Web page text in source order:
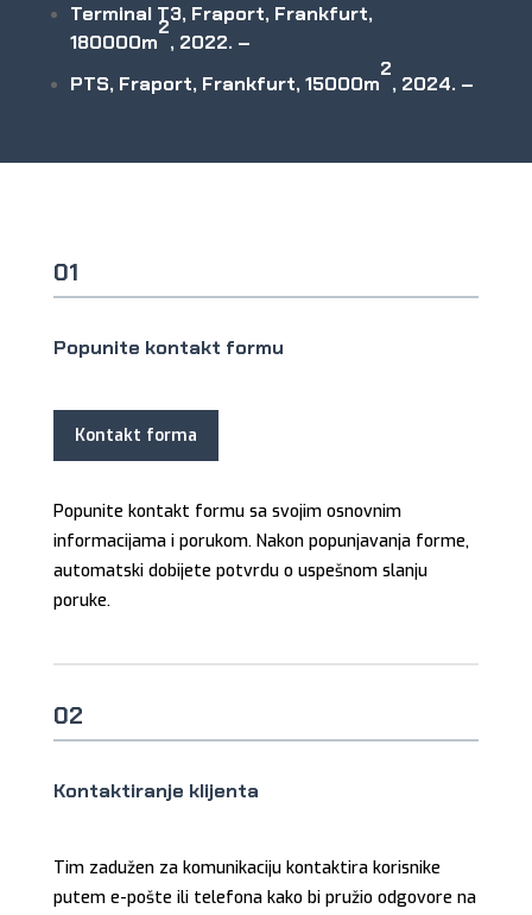
Terminal T3, Fraport, Frankfurt,
180000m
2
, 2022. –
PTS, Fraport, Frankfurt, 15000m
2
, 2024. –
01
Popunite kontakt formu
Kontakt forma
Popunite kontakt formu sa svojim osnovnim
informacijama i porukom. Nakon popunjavanja forme,
automatski dobijete potvrdu o uspešnom slanju
poruke.
02
Kontaktiranje klijenta
Tim zadužen za komunikaciju kontaktira korisnike
putem e-pošte ili telefona kako bi pružio odgovore na